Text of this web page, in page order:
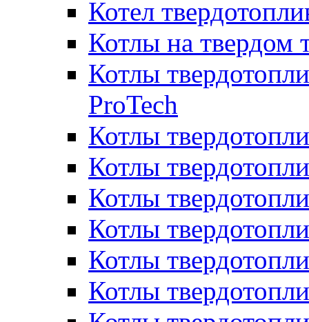
Котел
Котлы на твердом
Котлы
ProTech
Котлы
Котлы
Котлы
Котлы
Котлы
Котлы